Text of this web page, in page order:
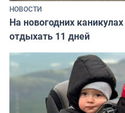
НОВОСТИ
На новогодних
отдыхать 11 дней